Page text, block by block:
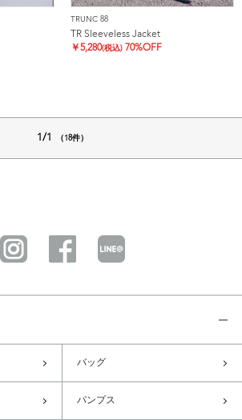
TRUNC 88
TR Sleeveless Jacket
￥5,280(税込) 70%OFF
1/1 （18件）
バッグ
パンプス